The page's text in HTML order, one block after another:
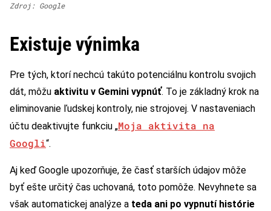
Zdroj: Google
Existuje výnimka
Pre tých, ktorí nechcú takúto potenciálnu kontrolu svojich
dát, môžu aktivitu v Gemini vypnúť. To je základný krok na
eliminovanie ľudskej kontroly, nie strojovej. V nastaveniach
účtu deaktivujte funkciu „Moja aktivita na
Googli“.
Aj keď Google upozorňuje, že časť starších údajov môže
byť ešte určitý čas uchovaná, toto pomôže. Nevyhnete sa
však automatickej analýze a teda ani po vypnutí histórie